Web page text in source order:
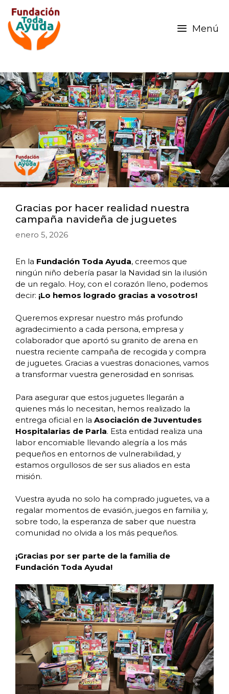
Menú
Gracias por hacer realidad nuestra
campaña navideña de juguetes
enero 5, 2026
En la Fundación Toda Ayuda, creemos que
ningún niño debería pasar la Navidad sin la ilusión
de un regalo. Hoy, con el corazón lleno, podemos
decir: ¡Lo hemos logrado gracias a vosotros!
Queremos expresar nuestro más profundo
agradecimiento a cada persona, empresa y
colaborador que aportó su granito de arena en
nuestra reciente campaña de recogida y compra
de juguetes. Gracias a vuestras donaciones, vamos
a transformar vuestra generosidad en sonrisas.
Para asegurar que estos juguetes llegarán a
quienes más lo necesitan, hemos realizado la
entrega oficial en la Asociación de Juventudes
Hospitalarias de Parla. Esta entidad realiza una
labor encomiable llevando alegría a los más
pequeños en entornos de vulnerabilidad, y
estamos orgullosos de ser sus aliados en esta
misión.
Vuestra ayuda no solo ha comprado juguetes, va a
regalar momentos de evasión, juegos en familia y,
sobre todo, la esperanza de saber que nuestra
comunidad no olvida a los más pequeños.
¡Gracias por ser parte de la familia de
Fundación Toda Ayuda!